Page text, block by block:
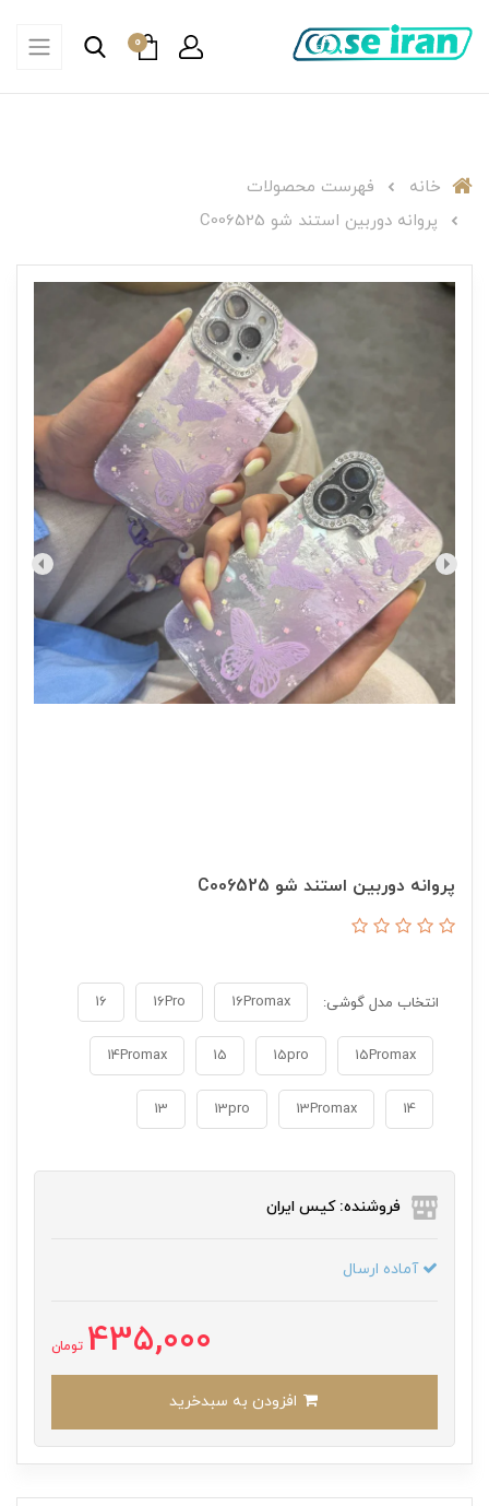
0
خانه
فهرست محصولات
پروانه دوربین استند شو C006525
پروانه دوربین استند شو C006525
انتخاب مدل گوشی: 16Promax
16Pro
16
15Promax
15pro
15
14Promax
14
13Promax
13pro
13
فروشنده: کیس ایران
آماده ارسال
435,000 تومان